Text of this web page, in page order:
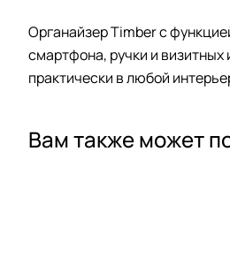
Органайзер Timber с
смартфона, ручки и визитных
практически в любой
Вам также может